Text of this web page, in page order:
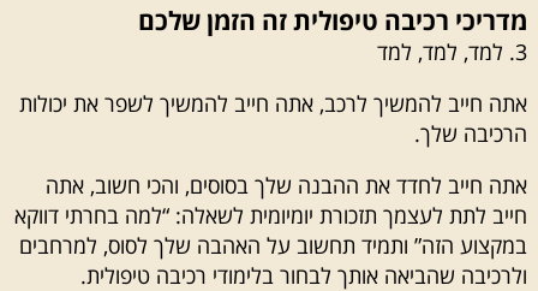
מדריכי רכיבה טיפולית זה הזמן שלכם
3. למד, למד, למד
אתה חייב להמשיך לרכב, אתה חייב להמשיך לשפר את יכולות
הרכיבה שלך.
אתה חייב לחדד את ההבנה שלך בסוסים, והכי חשוב, אתה
חייב לתת לעצמך תזכורת יומיומית לשאלה: “למה בחרתי דווקא
במקצוע הזה” ותמיד תחשוב על האהבה שלך לסוס, למרחבים
ולרכיבה שהביאה אותך לבחור בלימודי רכיבה טיפולית.